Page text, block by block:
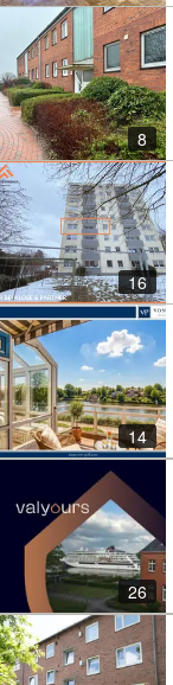
8
16
14
26